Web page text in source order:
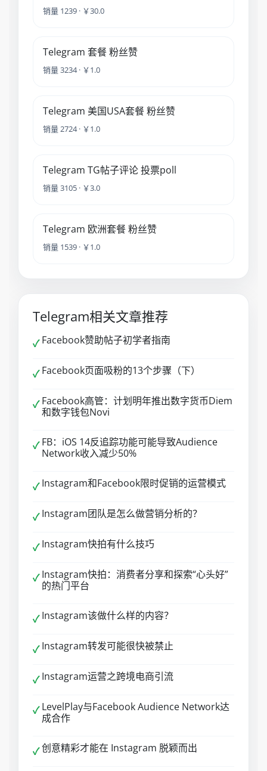
销量 1239 · ￥30.0
Telegram 套餐 粉丝赞
销量 3234 · ￥1.0
Telegram 美国USA套餐 粉丝赞
销量 2724 · ￥1.0
Telegram TG帖子评论 投票poll
销量 3105 · ￥3.0
Telegram 欧洲套餐 粉丝赞
销量 1539 · ￥1.0
Telegram相关文章推荐
✓ Facebook赞助帖子初学者指南
✓ Facebook页面吸粉的13个步骤（下）
✓ Facebook高管：计划明年推出数字货币Diem
和数字钱包Novi
✓ FB：iOS 14反追踪功能可能导致Audience
Network收入减少50%
✓ Instagram和Facebook限时促销的运营模式
✓ Instagram团队是怎么做营销分析的？
✓ Instagram快拍有什么技巧
✓ Instagram快拍：消费者分享和探索“心头好”
的热门平台
✓ Instagram该做什么样的内容？
✓ Instagram转发可能很快被禁止
✓ Instagram运营之跨境电商引流
✓ LevelPlay与Facebook Audience Network达
成合作
✓创意精彩才能在 Instagram 脱颖而出